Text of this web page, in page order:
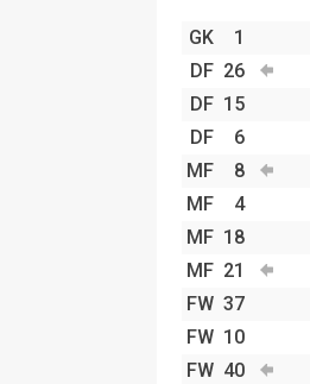
GK 1
DF 26
DF 15
DF 6
MF 8
MF 4
MF 18
MF 21
FW 37
FW 10
FW 40